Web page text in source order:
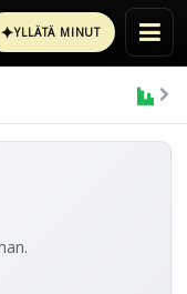
✦YLLÄTÄ MINUT